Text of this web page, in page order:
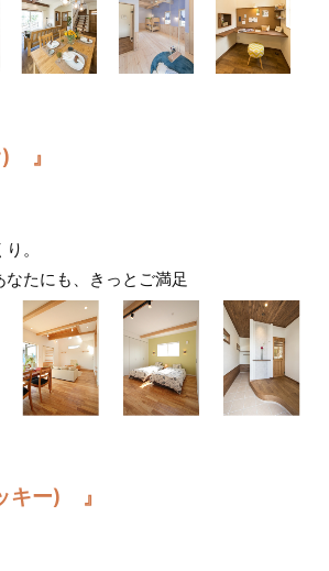
) 』
。
たにも、きっとご満足
キー) 』